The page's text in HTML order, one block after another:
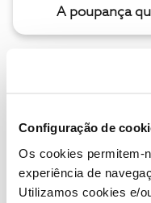
Configuração de
Os cookies permitem-
experiência de
Utilizamos cookies e/
A poupança
Descubra as